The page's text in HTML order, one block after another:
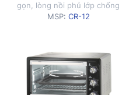
gọn, lòng nồi phủ lớp chống
dính cao cấp
MSP: CR-12